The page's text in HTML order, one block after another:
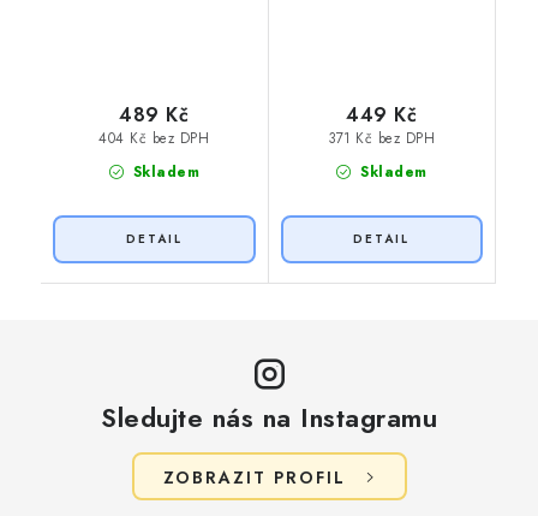
Skladem
404 Kč bez DPH
489 Kč
Skladem
371 Kč bez DPH
449 Kč
Sledujte nás na Instagramu
ZOBRAZIT PROFIL